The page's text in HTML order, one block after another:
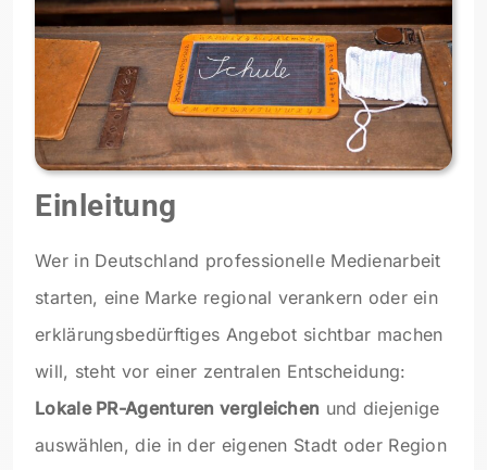
Einleitung
Wer in Deutschland professionelle Medienarbeit
starten, eine Marke regional verankern oder ein
erklärungsbedürftiges Angebot sichtbar machen
will, steht vor einer zentralen Entscheidung:
Lokale PR-Agenturen vergleichen und diejenige
auswählen, die in der eigenen Stadt oder Region